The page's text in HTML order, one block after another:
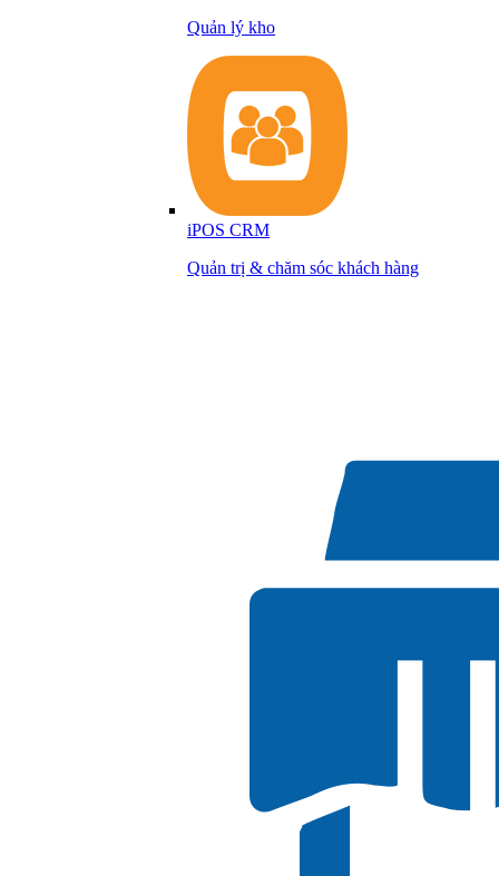
Quản lý kho
iPOS CRM
Quản trị & chăm sóc khách hàng